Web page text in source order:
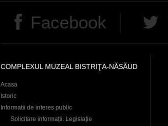
Facebook
COMPLEXUL MUZEAL BISTRIŢA-NĂSĂUD
Acasa
Istoric
Informatii de interes public
Solicitare informații. Legislație